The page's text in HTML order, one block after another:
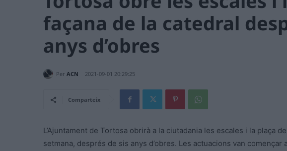
façana de la catedral
anys d’obres
Per ACN 2021-09-01 20:29:25
Comparteix
L’Ajuntament de Tortosa obrirà a la ciutadania les escales i la plaça
setmana, després de sis anys d’obres. Les actuacions van